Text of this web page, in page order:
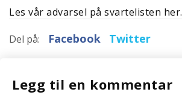
Les vår advarsel på svartelisten her.
Del på: Facebook Twitter
Legg til en kommentar